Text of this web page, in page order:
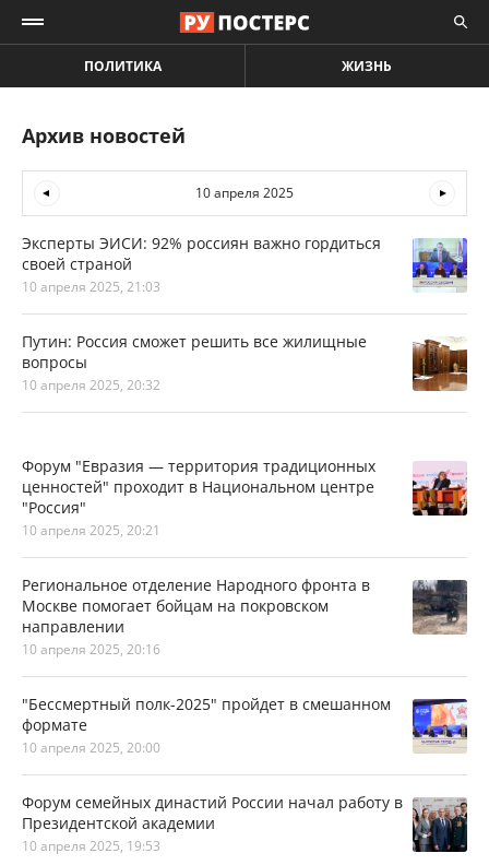
ПОЛИТИКА ЖИЗНЬ
Архив новостей
10 апреля 2025
Эксперты ЭИСИ: 92% россиян важно гордиться
своей страной
10 апреля 2025, 21:03
Путин: Россия сможет решить все жилищные
вопросы
10 апреля 2025, 20:32
Форум "Евразия — территория традиционных
ценностей" проходит в Национальном центре
"Россия"
10 апреля 2025, 20:21
Региональное отделение Народного фронта в
Москве помогает бойцам на покровском
направлении
10 апреля 2025, 20:16
"Бессмертный полк-2025" пройдет в смешанном
формате
10 апреля 2025, 20:00
Форум семейных династий России начал работу в
Президентской академии
10 апреля 2025, 19:53